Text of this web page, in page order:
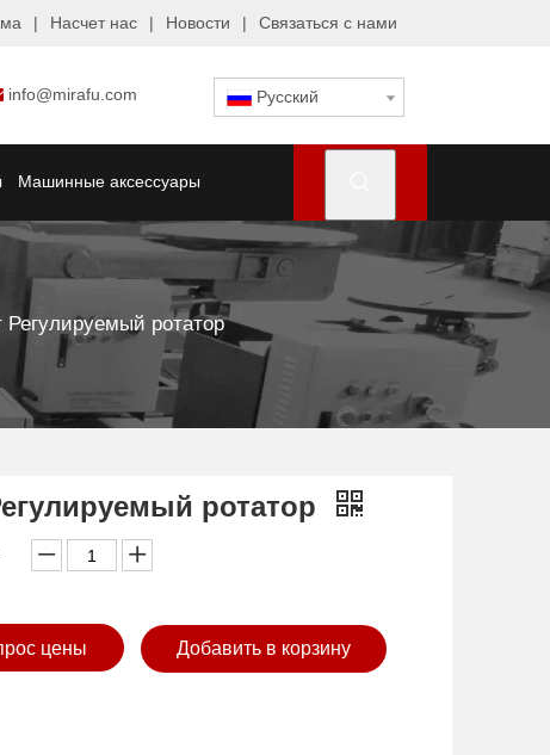
| Насчет нас | Новости | Связаться с нами
info@mirafu.com Pусский
Машинные аксессуары
Регулируемый ротатор
ротатор
цены Добавить в корзину